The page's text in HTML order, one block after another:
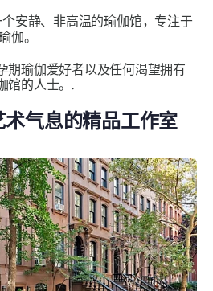
个安静、非高温的瑜伽馆，专注于
伽。
期瑜伽爱好者以及任何渴望拥有
馆的人士。.
气息的精品工作室